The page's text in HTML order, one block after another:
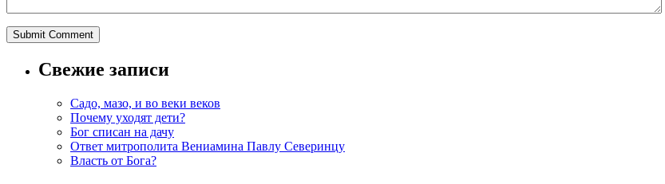
Свежие записи
Садо, мазо, и во веки веков
Почему уходят дети?
Бог списан на дачу
Ответ митрополита Вениамина Павлу Северинцу
Власть от Бога?